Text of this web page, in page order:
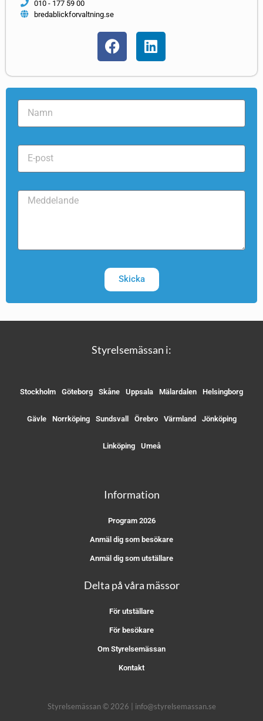
010 - 177 59 00
bredablickforvaltning.se
Skicka
Styrelsemässan i:
Stockholm Göteborg Skåne Uppsala Mälardalen Helsingborg
Gävle Norrköping Sundsvall Örebro Värmland Jönköping
Linköping Umeå
Information
Program 2026
Anmäl dig som besökare
Anmäl dig som utställare
Delta på våra mässor
För utställare
För besökare
Om Styrelsemässan
Kontakt
Styrelsemässan © 2026 | info@styrelsemassan.se